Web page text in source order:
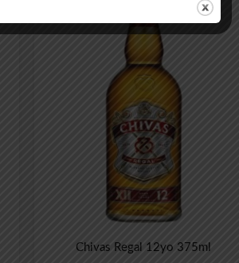
Chivas Regal 12yo 375ml